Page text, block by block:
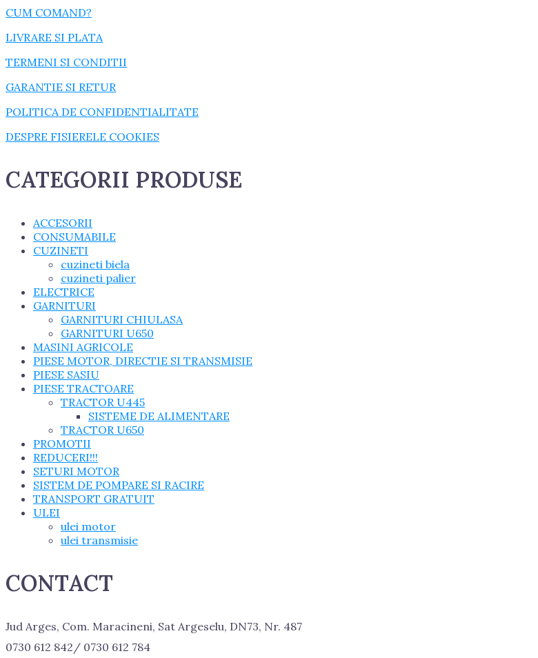
CUM COMAND?
LIVRARE SI PLATA
TERMENI SI CONDITII
GARANTIE SI RETUR
POLITICA DE CONFIDENTIALITATE
DESPRE FISIERELE COOKIES
CATEGORII PRODUSE
ACCESORII
CONSUMABILE
CUZINETI
cuzineti biela
cuzineti palier
ELECTRICE
GARNITURI
GARNITURI CHIULASA
GARNITURI U650
MASINI AGRICOLE
PIESE MOTOR, DIRECTIE SI TRANSMISIE
PIESE SASIU
PIESE TRACTOARE
TRACTOR U445
SISTEME DE ALIMENTARE
TRACTOR U650
PROMOTII
REDUCERI!!!
SETURI MOTOR
SISTEM DE POMPARE SI RACIRE
TRANSPORT GRATUIT
ULEI
ulei motor
ulei transmisie
CONTACT
Jud Arges, Com. Maracineni, Sat Argeselu, DN73, Nr. 487
0730 612 842/ 0730 612 784